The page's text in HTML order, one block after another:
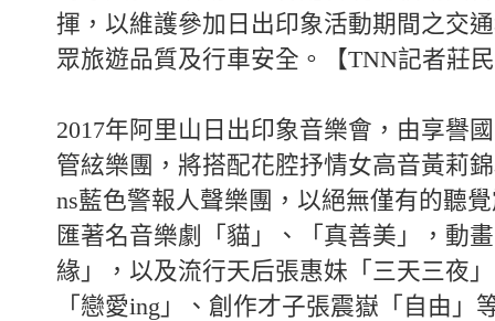
揮，以維護參加日出印象活動期間之交
眾旅遊品質及行車安全。【TNN記者莊
2017年阿里山日出印象音樂會，由享譽
管絃樂團，將搭配花腔抒情女高音黃莉
ns藍色警報人聲樂團，以絕無僅有的聽
匯著名音樂劇「貓」、「真善美」，動
緣」，以及流行天后張惠妹「三天三夜
「戀愛ing」、創作才子張震嶽「自由」